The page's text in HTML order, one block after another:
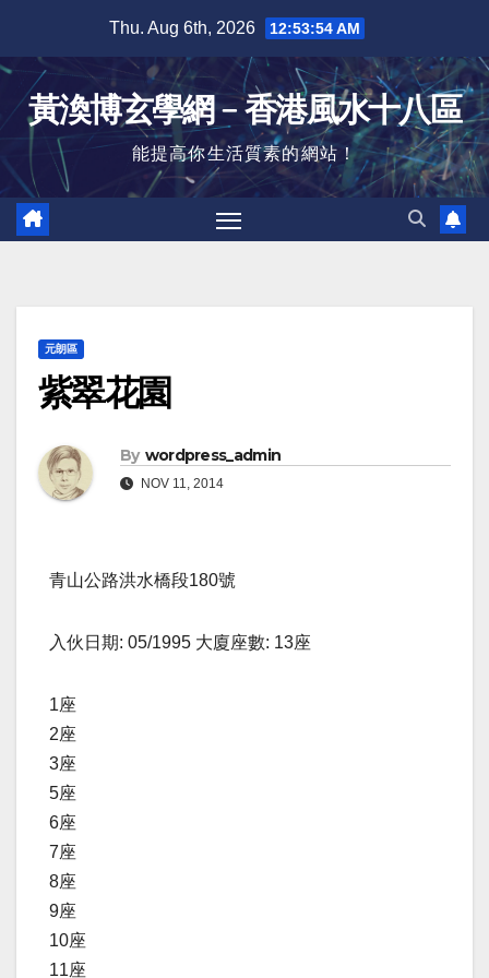
content
Thu. Aug 6th, 2026 12:53:55 AM
黃渙博玄學網﹣香港風水十八區
能提高你生活質素的網站！
元朗區
紫翠花園
By wordpress_admin
NOV 11, 2014
青山公路洪水橋段180號
入伙日期: 05/1995 大廈座數: 13座
1座
2座
3座
5座
6座
7座
8座
9座
10座
11座